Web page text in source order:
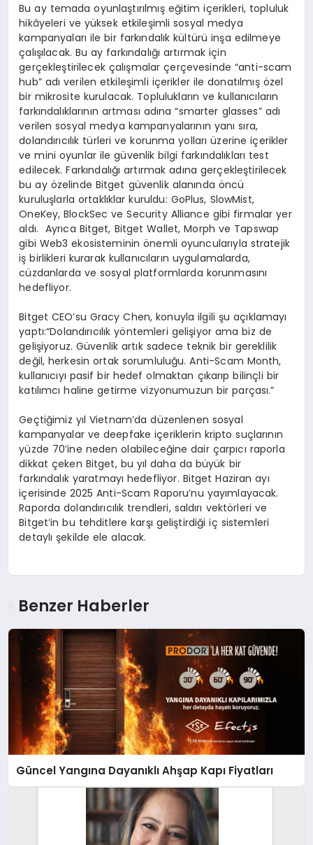
Bu ay temada oyunlaştırılmış eğitim içerikleri, topluluk
hikâyeleri ve yüksek etkileşimli sosyal medya
kampanyaları ile bir farkındalık kültürü inşa edilmeye
çalışılacak. Bu ay farkındalığı artırmak için
gerçekleştirilecek çalışmalar çerçevesinde “anti-scam
hub” adı verilen etkileşimli içerikler ile donatılmış özel
bir mikrosite kurulacak. Toplulukların ve kullanıcıların
farkındalıklarının artması adına “smarter glasses” adı
verilen sosyal medya kampanyalarının yanı sıra,
dolandırıcılık türleri ve korunma yolları üzerine içerikler
ve mini oyunlar ile güvenlik bilgi farkındalıkları test
edilecek. Farkındalığı artırmak adına gerçekleştirilecek
bu ay özelinde Bitget güvenlik alanında öncü
kuruluşlarla ortaklıklar kuruldu: GoPlus, SlowMist,
OneKey, BlockSec ve Security Alliance gibi firmalar yer
aldı. Ayrıca Bitget, Bitget Wallet, Morph ve Tapswap
gibi Web3 ekosisteminin önemli oyuncularıyla stratejik
iş birlikleri kurarak kullanıcıların uygulamalarda,
cüzdanlarda ve sosyal platformlarda korunmasını
hedefliyor.
Bitget CEO’su Gracy Chen, konuyla ilgili şu açıklamayı
yaptı:“Dolandırıcılık yöntemleri gelişiyor ama biz de
gelişiyoruz. Güvenlik artık sadece teknik bir gereklilik
değil, herkesin ortak sorumluluğu. Anti-Scam Month,
kullanıcıyı pasif bir hedef olmaktan çıkarıp bilinçli bir
katılımcı haline getirme vizyonumuzun bir parçası.”
Geçtiğimiz yıl Vietnam’da düzenlenen sosyal
kampanyalar ve deepfake içeriklerin kripto suçlarının
yüzde 70’ine neden olabileceğine dair çarpıcı raporla
dikkat çeken Bitget, bu yıl daha da büyük bir
farkındalık yaratmayı hedefliyor. Bitget Haziran ayı
içerisinde 2025 Anti-Scam Raporu’nu yayımlayacak.
Raporda dolandırıcılık trendleri, saldırı vektörleri ve
Bitget’in bu tehditlere karşı geliştirdiği iç sistemleri
detaylı şekilde ele alacak.
Benzer Haberler
Güncel Yangına Dayanıklı Ahşap Kapı Fiyatları